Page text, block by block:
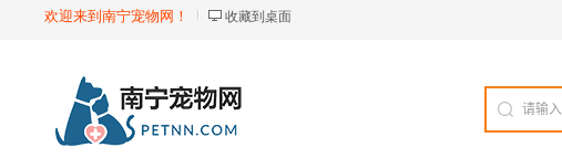
欢迎来到南宁宠物网！ 收藏到桌面